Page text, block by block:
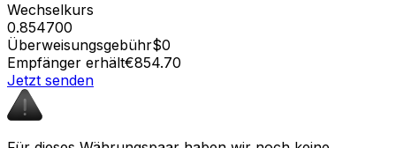
Wechselkurs
0.854700
Überweisungsgebühr$0
Empfänger erhält€854.70
Jetzt senden